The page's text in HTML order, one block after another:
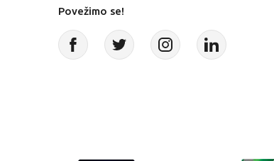
Povežimo se!